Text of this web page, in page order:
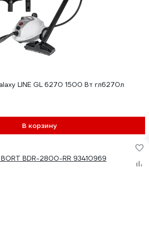
LINE GL 6270 1500 Вт гл6270л
В корзину